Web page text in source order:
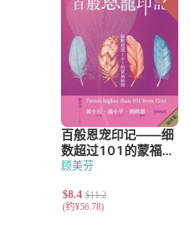
顾美芬